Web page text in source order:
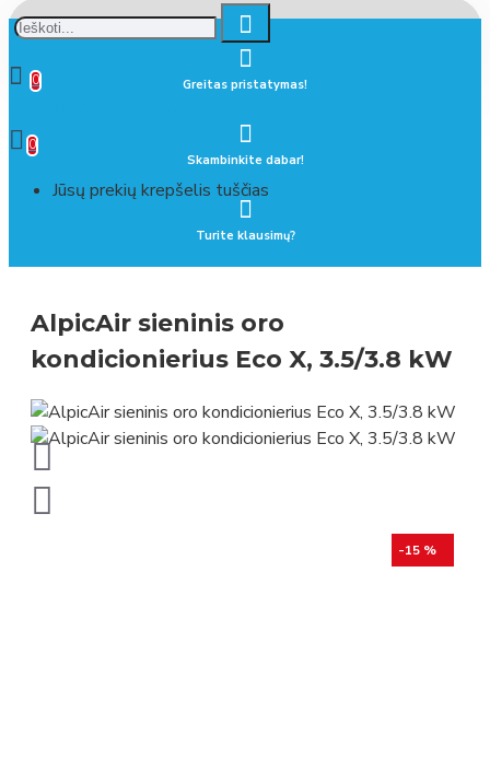
0
0
Jūsų prekių krepšelis tuščias
Greitas pristatymas!
Skambinkite dabar!
Turite klausimų?
AlpicAir sieninis oro
kondicionierius Eco X, 3.5/3.8 kW
-15 %